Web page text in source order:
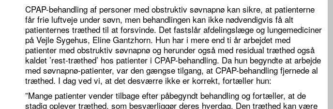
CPAP-behandling af personer med obstruktiv søvnapnø kan sikre, at patienterne
får frie luftveje under søvn, men behandlingen kan ikke nødvendigvis få alt
patienternes træthed til at forsvinde. Det fastslår afdelingslæge og lungemediciner
på Vejle Sygehus, Eline Gantzhorn. Hun har i mere end ti år arbejdet med
patienter med obstruktiv søvnapnø og herunder også med residual træthed også
kaldet ’rest-træthed’ hos patienter i CPAP-behandling. Da hun begyndte at arbejde
med søvnapnø-patienter, var den gængse tilgang, at CPAP-behandling fjernede al
træthed. I dag ved vi, at det desværre ikke er korrekt, fortæller hun:
”Mange patienter vender tilbage efter påbegyndt behandling og fortæller, at de
stadig oplever træthed, som besværliggør deres hverdag. Den træthed kan være